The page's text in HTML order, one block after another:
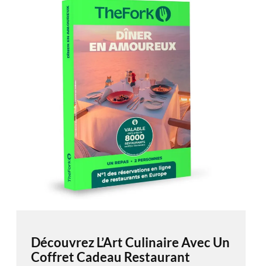
Découvrez L’Art Culinaire Avec Un
Coffret Cadeau Restaurant